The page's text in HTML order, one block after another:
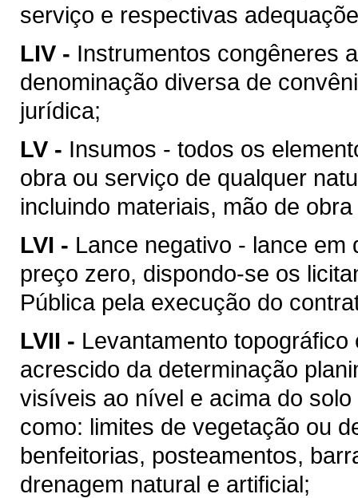
serviço e respectivas
LIV - Instrumentos congêneres
denominação diversa de
jurídica;
LV - Insumos - todos os
obra ou serviço de qualquer
incluindo materiais, mão de
LVI - Lance negativo - lance em
preço zero, dispondo-se os
Pública pela execução do
LVII - Levantamento
acrescido da determinação
visíveis ao nível e acima do
como: limites de vegetação ou
benfeitorias, posteamentos,
drenagem natural e artificial;